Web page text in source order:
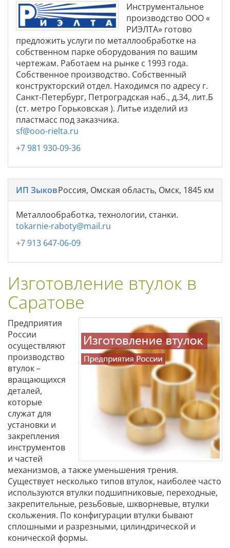
Инструментальное
производство ООО «
РИЭЛТА» готово
предложить услуги по металлообработке на
собственном парке оборудования по вашим
чертежам. Работаем на рынке с 1993 года.
Собственное производство. Собственный
конструкторский отдел. Находимся по адресу г.
Санкт-Петербург, Петроградская наб., д.34, лит.Б
(ст. метро Горьковская ). Литье изделий из
пластмасс под заказчика.
sf@ooo-rielta.ru
+7 981 930-09-36
ИП ЗыковРоссия, Омская область, Омск, 1845 км
Металлообработка, технологии, станки.
tokarnie-raboty@mail.ru
+7 913 647-06-09
Изготовление втулок в
Саратове
Предприятия
России
осуществляют
производство
втулок –
вращающихся
деталей,
которые
служат для
установки и
закрепления
инструментов
и частей
механизмов, а также уменьшения трения.
Существует несколько типов втулок, наиболее часто
используются втулки подшипниковые, переходные,
закрепительные, резьбовые, шкворневые, втулки
скольжения. По конфигурации втулки бывают
сплошными и разрезными, цилиндрической и
конической формы.